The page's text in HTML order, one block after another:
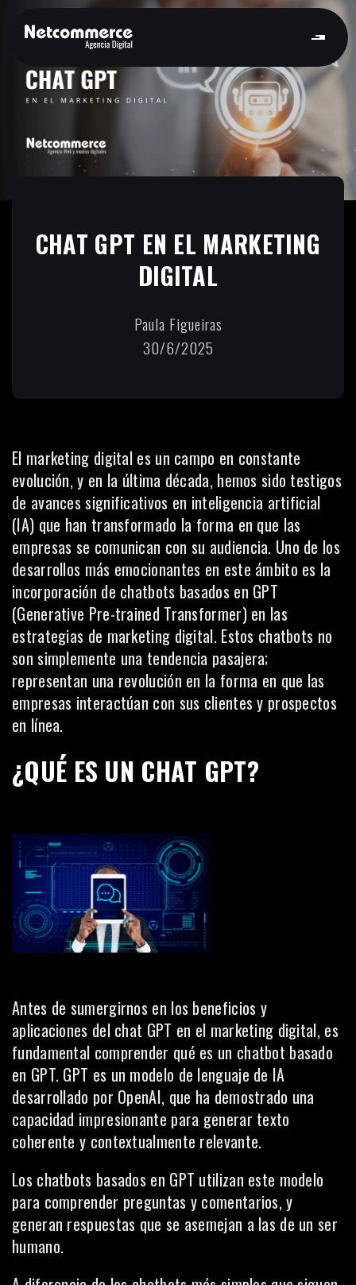
CHAT GPT EN EL MARKETING
DIGITAL
Paula Figueiras
30/6/2025
El marketing digital es un campo en constante
evolución, y en la última década, hemos sido testigos
de avances significativos en inteligencia artificial
(IA) que han transformado la forma en que las
empresas se comunican con su audiencia. Uno de los
desarrollos más emocionantes en este ámbito es la
incorporación de chatbots basados en GPT
(Generative Pre-trained Transformer) en las
estrategias de marketing digital. Estos chatbots no
son simplemente una tendencia pasajera;
representan una revolución en la forma en que las
empresas interactúan con sus clientes y prospectos
en línea.
¿QUÉ ES UN CHAT GPT?
Antes de sumergirnos en los beneficios y
aplicaciones del chat GPT en el marketing digital, es
fundamental comprender qué es un chatbot basado
en GPT. GPT es un modelo de lenguaje de IA
desarrollado por OpenAI, que ha demostrado una
capacidad impresionante para generar texto
coherente y contextualmente relevante.
Los chatbots basados en GPT utilizan este modelo
para comprender preguntas y comentarios, y
generan respuestas que se asemejan a las de un ser
humano.